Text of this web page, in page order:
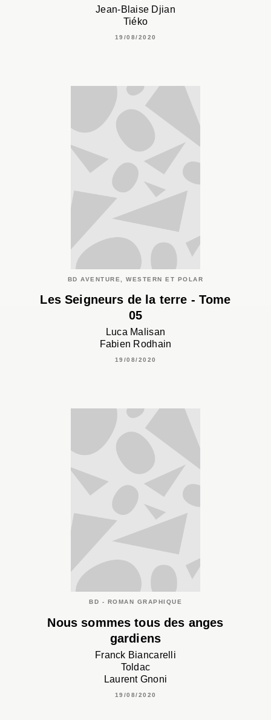
Jean-Blaise Djian
Tiéko
19/08/2020
BD AVENTURE, WESTERN ET POLAR
Les Seigneurs de la terre - Tome
05
Luca Malisan
Fabien Rodhain
19/08/2020
BD - ROMAN GRAPHIQUE
Nous sommes tous des anges
gardiens
Franck Biancarelli
Toldac
Laurent Gnoni
19/08/2020